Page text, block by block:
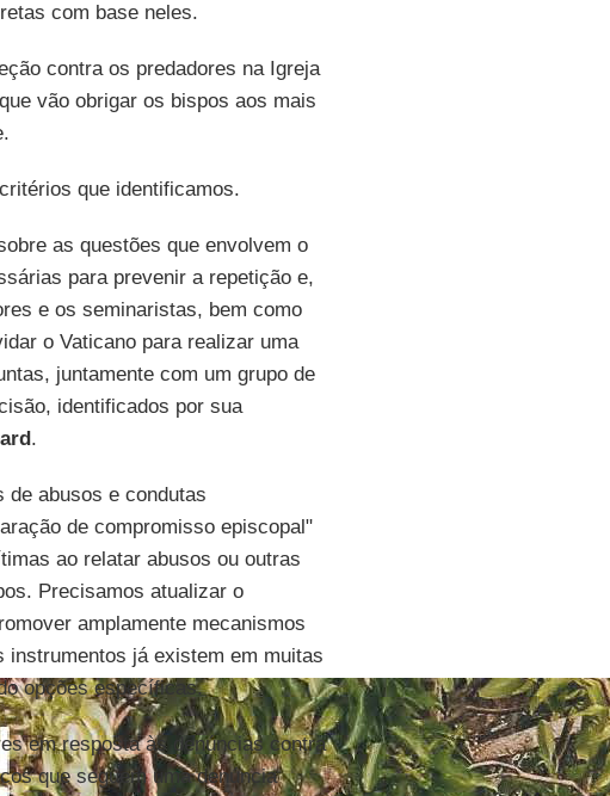
com base neles.
contra os predadores na Igreja
vão obrigar os bispos aos mais
que identificamos.
as questões que envolvem o
para prevenir a repetição e,
e os seminaristas, bem como
o Vaticano para realizar uma
juntamente com um grupo de
identificados por sua
.
abusos e condutas
de compromisso episcopal"
ao relatar abusos ou outras
Precisamos atualizar o
amplamente mecanismos
instrumentos já existem em muitas
opções específicas.
em resposta às denúncias contra
que seguem uma denúncia